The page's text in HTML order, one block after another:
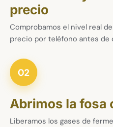
precio
Comprobamos el nivel real
precio por teléfono antes de
02
Abrimos la fosa
Liberamos los gases de